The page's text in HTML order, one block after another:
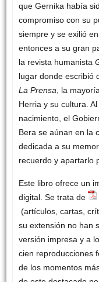
que Gernika había
compromiso con su
siempre y se exilió
entonces a su gran
la revista humanista
lugar donde escribió
La Prensa , la
Herria y su cultura.
nacimiento, el
Bera se aúnan en la
dedicada a su
recuerdo y apartarlo
Este libro ofrece un
digital. Se trata de
(artículos, cartas,
su extensión no han
versión impresa y a
cien reproducciones
de los momentos